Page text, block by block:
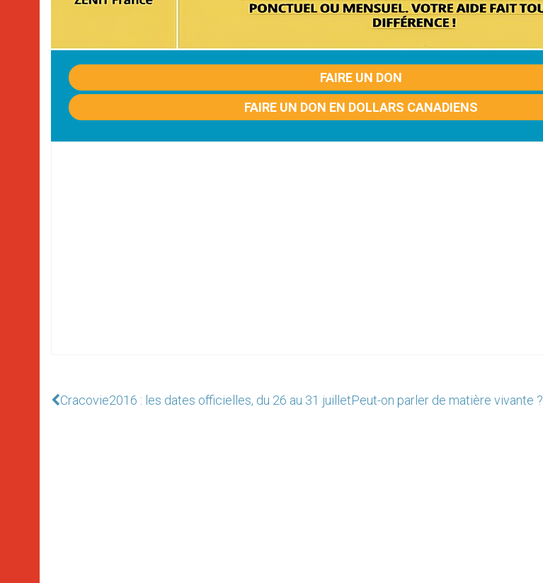
FAIRE UN DON
FAIRE UN DON EN DOLLARS CANADIENS
Cracovie2016 : les dates officielles, du 26 au 31 juilletPeut-on parler de matière vivante ?